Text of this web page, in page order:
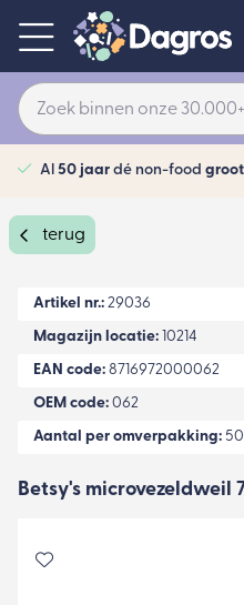
Al 50 jaar dé non-food
terug
Betsy's microvezeldweil
Artikel nr.: 29036
Magazijn locatie: 10214
EAN code: 8716972000062
OEM code: 062
Aantal per omverpakking: 50